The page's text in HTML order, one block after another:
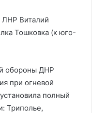
Виталий
Тошковка (к юго-
обороны ДНР
при огневой
полный
Триполье,